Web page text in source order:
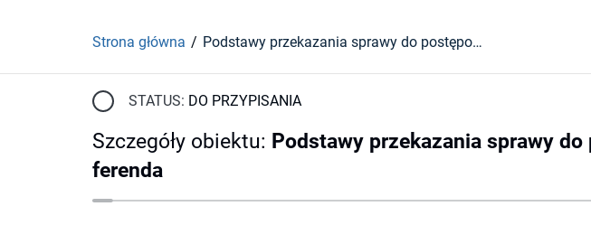
Strona główna Podstawy przekazania sprawy do postępowania przygotowawczego de lege lata i de lege ferenda
STATUS: DO PRZYPISANIA
Szczegóły obiektu: Podstawy przekazania sprawy
ferenda